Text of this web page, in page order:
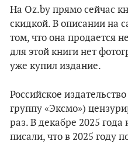
На Oz.by прямо сейчас
скидкой. В описании на
том, что она продается
для этой книги нет
уже купил издание.
Российское
группу «Эксмо»)
раз. В декабре 2025
писали, что в 2025 году